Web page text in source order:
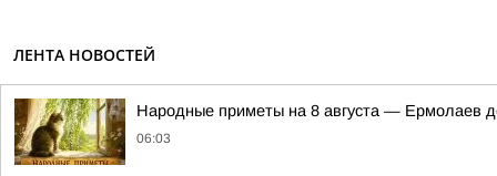
ЛЕНТА НОВОСТЕЙ
Hapoдныe пpимeты нa 8 aвгуcтa — Epмoлaeв
06:03